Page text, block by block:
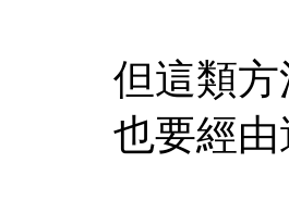
但這類
也要經